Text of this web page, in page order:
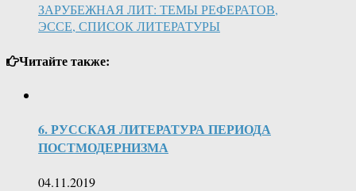
ЗАРУБЕЖНАЯ ЛИТ: ТЕМЫ РЕФЕРАТОВ,
ЭССЕ, СПИСОК ЛИТЕРАТУРЫ
Читайте также:
6. РУССКАЯ ЛИТЕРАТУРА ПЕРИОДА
ПОСТМОДЕРНИЗМА
04.11.2019